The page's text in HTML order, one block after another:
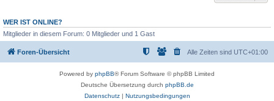
WER IST ONLINE?
Mitglieder in diesem Forum: 0 Mitglieder und 1 Gast
Foren-Übersicht Alle Zeiten sind UTC+01:00
Powered by phpBB® Forum Software © phpBB Limited
Deutsche Übersetzung durch phpBB.de
Datenschutz| Nutzungsbedingungen